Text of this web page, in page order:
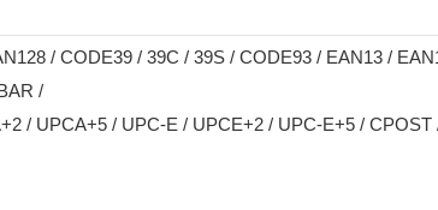
/ CODE39 / 39C / 39S / CODE93 / EAN13 /
/
/ UPCA+5 / UPC-E / UPCE+2 / UPC-E+5 /